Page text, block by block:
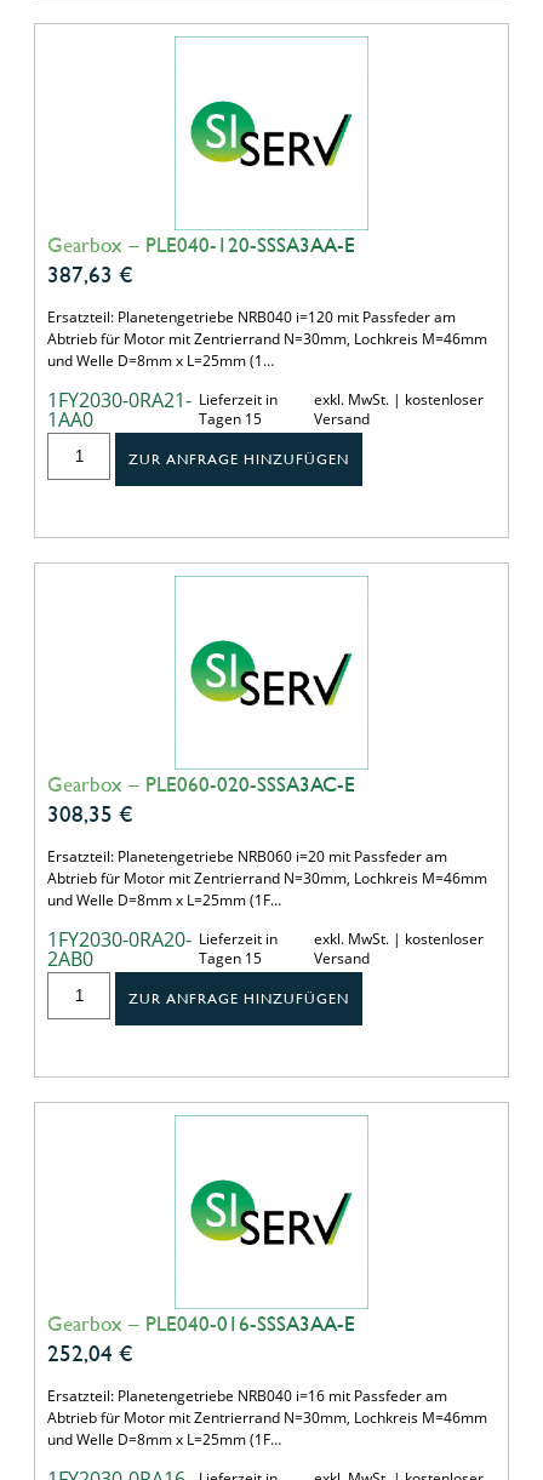
Gearbox – PLE040-120-SSSA3AA-E
387,63 €
Ersatzteil: Planetengetriebe NRB040 i=120 mit Passfeder am
Abtrieb für Motor mit Zentrierrand N=30mm, Lochkreis M=46mm
und Welle D=8mm x L=25mm (1…
1FY2030-0RA21-
1AA0
Lieferzeit in
Tagen 15
exkl. MwSt. | kostenloser
Versand
ZUR ANFRAGE HINZUFÜGEN
Gearbox – PLE060-020-SSSA3AC-E
308,35 €
Ersatzteil: Planetengetriebe NRB060 i=20 mit Passfeder am
Abtrieb für Motor mit Zentrierrand N=30mm, Lochkreis M=46mm
und Welle D=8mm x L=25mm (1F…
1FY2030-0RA20-
2AB0
Lieferzeit in
Tagen 15
exkl. MwSt. | kostenloser
Versand
ZUR ANFRAGE HINZUFÜGEN
Gearbox – PLE040-016-SSSA3AA-E
252,04 €
Ersatzteil: Planetengetriebe NRB040 i=16 mit Passfeder am
Abtrieb für Motor mit Zentrierrand N=30mm, Lochkreis M=46mm
und Welle D=8mm x L=25mm (1F…